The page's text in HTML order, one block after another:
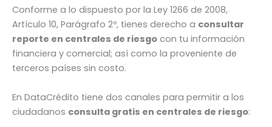
Conforme a lo dispuesto por la Ley 1266 de 2008,
Artículo 10, Parágrafo 2º, tienes derecho a consultar
reporte en centrales de riesgo con tu información
financiera y comercial; así como la proveniente de
terceros países sin costo.
En DataCrédito tiene dos canales para permitir a los
ciudadanos consulta gratis en centrales de riesgo: